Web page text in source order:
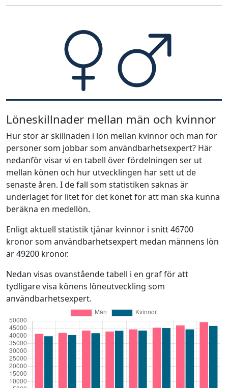
Löneskillnader mellan män och kvinnor
Hur stor är skillnaden i lön mellan kvinnor och män för
personer som jobbar som användbarhetsexpert? Här
nedanför visar vi en tabell över fördelningen ser ut
mellan könen och hur utvecklingen har sett ut de
senaste åren. I de fall som statistiken saknas är
underlaget för litet för det könet för att man ska kunna
beräkna en medellön.
Enligt aktuell statistik tjänar kvinnor i snitt 46700
kronor som användbarhetsexpert medan männens lön
är 49200 kronor.
Nedan visas ovanstående tabell i en graf för att
tydligare visa könens löneutveckling som
användbarhetsexpert.